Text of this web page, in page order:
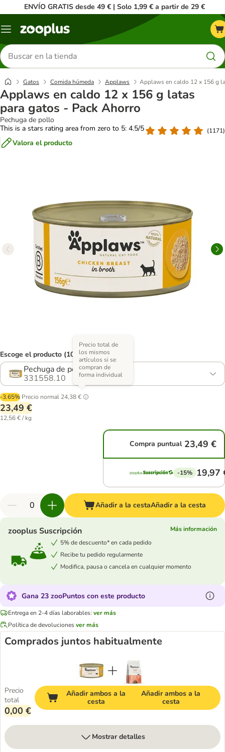
ENVÍO GRATIS desde 49 € | Solo 1,99 € a partir de 29 €
Menú
Buscar
productos
Gatos Comida húmeda Applaws Applaws en caldo 12 x 156 g
Applaws en caldo 12 x 156 g latas
para gatos - Pack Ahorro
Pechuga de pollo
This is a stars rating area from zero to 5: 4.5/5
(1171)
Valora el producto
Escoge el producto (10 opciones)
Pechuga de pollo
331558.10
-3.65% Precio normal 24,38 €
Precio total de
los mismos
artículos si se
compran de
forma individual
23,49 €
12,56 € / kg
Compra puntual 23,49 €
-15% 19,97
Añadir a la cestaAñadir a la cesta
zooplus Suscripción
Más información
5% de descuento* en cada pedido
Recibe tu pedido regularmente
Modifica, pausa o cancela en cualquier momento
Gana 23 zooPuntos con este producto
Entrega en 2-4 días laborables: ver más
Política de devolucionesver más
Comprados juntos habitualmente
Precio
total
0,00 €
Añadir ambos a la
cesta
Añadir ambos a la
cesta
Mostrar detalles